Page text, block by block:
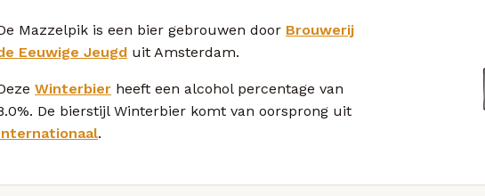
Mazzelpik is een bier gebrouwen door Brouwerij
Eeuwige Jeugd uit Amsterdam.
Winterbier heeft een alcohol percentage van
De bierstijl Winterbier komt van oorsprong uit
.